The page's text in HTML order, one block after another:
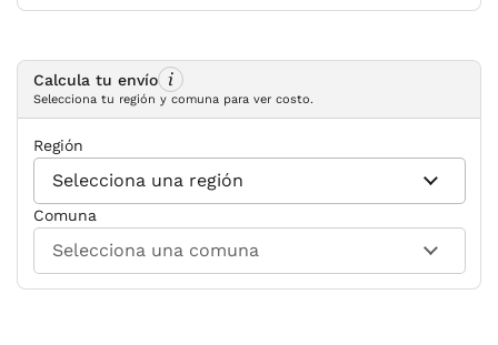
Calcula tu envío
Selecciona tu región y comuna para ver costo.
Región
Comuna